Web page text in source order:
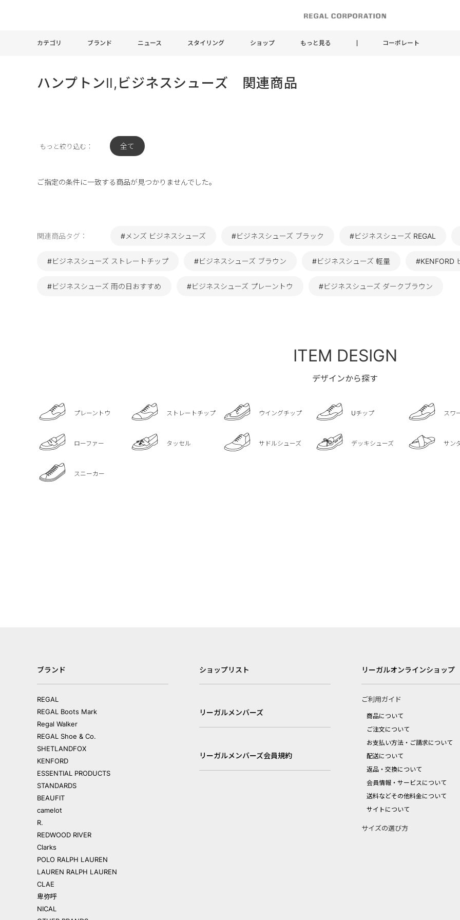
カテゴリ ブランド ニュース スタイリング ショップ もっと見る コーポレート
ハンプトンⅡ,ビジネスシューズ 関連商品
もっと絞り込む： 全て
ご指定の条件に一致する商品が見つかりませんでした。
関連商品タグ： #メンズ ビジネスシューズ #ビジネスシューズ ブラック #ビジネスシューズ REGAL
#ビジネスシューズ ストレートチップ #ビジネスシューズ ブラウン #ビジネスシューズ 軽量 #KENFORD
#ビジネスシューズ 雨の日おすすめ #ビジネスシューズ プレーントウ #ビジネスシューズ ダークブラウン
ITEM DESIGN
デザインから探す
プレーントウ ストレートチップ ウイングチップ Uチップ スワ
ローファー タッセル サドルシューズ デッキシューズ サン
スニーカー
ブランド
REGAL
REGAL Boots Mark
Regal Walker
REGAL Shoe & Co.
SHETLANDFOX
KENFORD
ESSENTIAL PRODUCTS
STANDARDS
BEAUFIT
camelot
R.
REDWOOD RIVER
Clarks
POLO RALPH LAUREN
LAUREN RALPH LAUREN
CLAE
卑弥呼
NICAL
ショップリスト
リーガルメンバーズ
リーガルメンバーズ会員規約
リーガルオンラインショップ
ご利用ガイド
商品について
ご注文について
お支払い方法・ご請求について
配送について
返品・交換について
会員情報・サービスについて
送料などその他料金について
サイトについて
サイズの選び方